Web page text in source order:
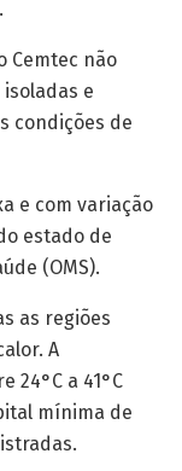
Cemtec não
e
condições de
e com variação
estado de
(OMS).
as regiões
A
24°C a 41°C
mínima de